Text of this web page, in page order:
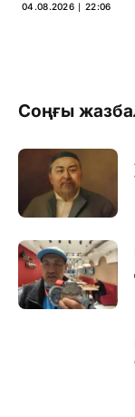
04.08.2026 ∣ 22:06
Соңғы